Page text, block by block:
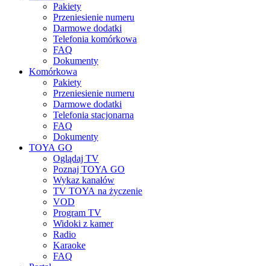
Pakiety
Przeniesienie numeru
Darmowe dodatki
Telefonia komórkowa
FAQ
Dokumenty
Komórkowa
Pakiety
Przeniesienie numeru
Darmowe dodatki
Telefonia stacjonarna
FAQ
Dokumenty
TOYA GO
Oglądaj TV
Poznaj TOYA GO
Wykaz kanałów
TV TOYA na życzenie
VOD
Program TV
Widoki z kamer
Radio
Karaoke
FAQ